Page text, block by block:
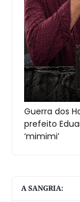
Guerra dos
prefeito
‘mimimi’
A SANGRIA: